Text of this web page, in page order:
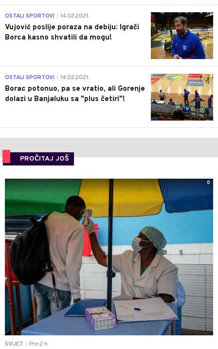
1
OSTALI SPORTOVI 14.02.2021.
Vujović poslije poraza na debiju: Igrači
Borca kasno shvatili da mogu!
3
OSTALI SPORTOVI 14.02.2021.
Borac potonuo, pa se vratio, ali Gorenje
dolazi u Banjaluku sa "plus četiri"!
PROČITAJ JOŠ
SVIJET Pre 2 h
0